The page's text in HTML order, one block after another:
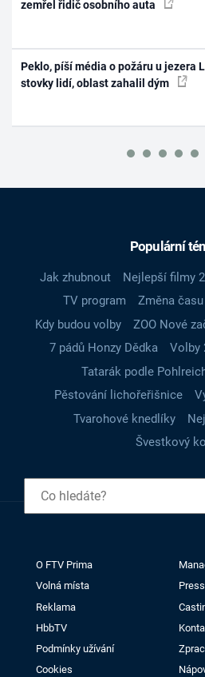
zemřel řidič osobního auta
Peklo, píší média o požáru u jezera
stovky lidí, oblast zahalil dým
Populární
Jak zhubnout Nejlepší filmy
TV program
Změna času
Kdy budou volby
ZOO Nové
7 pádů Honzy Dědka
Volby
Tatarák podle
Pěstování lichořeřišnice
Tvarohové knedlíky
Švestkový
O FTV Prima
Volná místa
Press
Reklama
HbbTV
Podmínky užívání
Cookies